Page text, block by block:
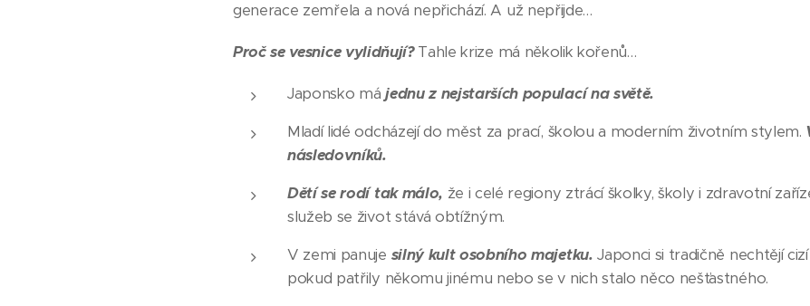
generace zemřela a nová nepřichází. A už nepřijde…
Proč se vesnice vylidňují?Tahle krize má několik kořenů…
Japonsko májednu z nejstarších populací na světě.
Mladí lidé odcházejí do měst za prací, školou a moderním životním stylem.
následovníků.
Dětí se rodí tak málo, že i celé regiony ztrácí školky, školy i zdravotní
služeb se život stává obtížným.
V zemi panuje silný kult osobního majetku. Japonci si tradičně nechtějí
pokud patřily někomu jinému nebo se v nich stalo něco nešťastného.